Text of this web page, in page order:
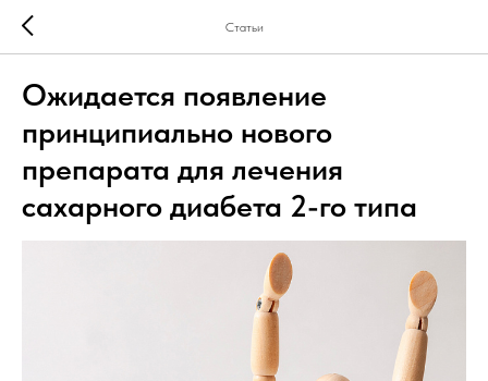
Статьи
Ожидается появление
принципиально нового
препарата для лечения
сахарного диабета 2-го типа